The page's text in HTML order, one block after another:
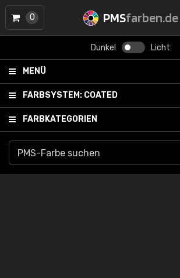
PMSfarben.de
Dunkel Licht
MENÜ
FARBSYSTEM: COATED
FARBKATEGORIEN
0